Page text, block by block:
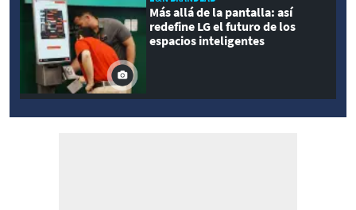
Más allá de la pantalla: así
redefine LG el futuro de los
espacios inteligentes